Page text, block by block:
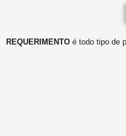
REQUERIMENTO é todo tipo de